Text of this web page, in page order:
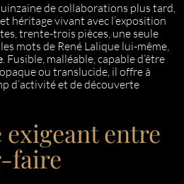
de collaborations plus tard,
héritage vivant avec l’exposition
trente-trois pièces, une seule
mots de René Lalique lui-même,
. Fusible, malléable, capable d’être
ou translucide, il offre à
d’activité et de découverte
entre
faire